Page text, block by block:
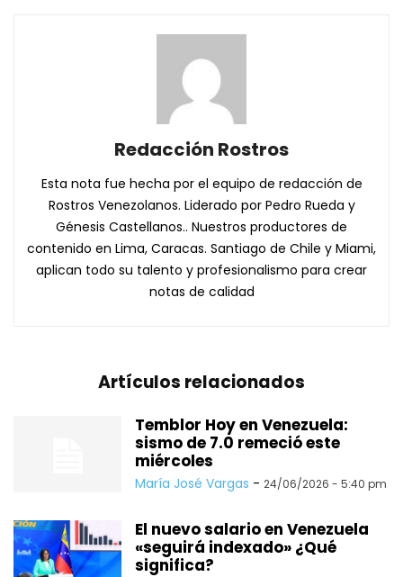
Redacción Rostros
Esta nota fue hecha por el equipo de redacción de
Rostros Venezolanos. Liderado por Pedro Rueda y
Génesis Castellanos.. Nuestros productores de
contenido en Lima, Caracas. Santiago de Chile y Miami,
aplican todo su talento y profesionalismo para crear
notas de calidad
Artículos relacionados
Temblor Hoy en Venezuela:
sismo de 7.0 remeció este
miércoles
María José Vargas - 24/06/2026 - 5:40 pm
El nuevo salario en Venezuela
«seguirá indexado» ¿Qué
significa?